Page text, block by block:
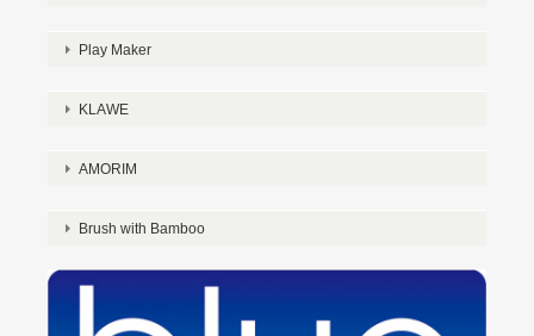
Play Maker
KLAWE
AMORIM
Brush with Bamboo